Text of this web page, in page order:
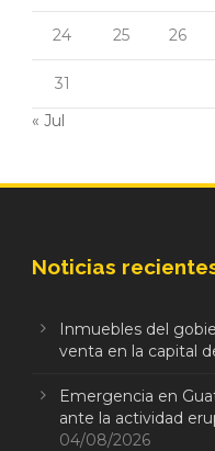
24 25 26
31
« Jul
Noticias
Inmuebles del
venta en la capital
Emergencia en
ante la actividad
04/08/2026